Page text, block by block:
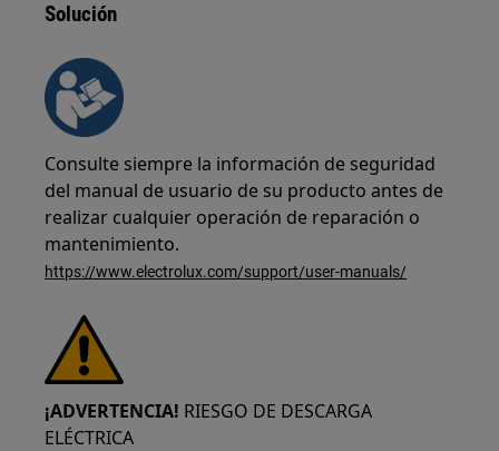
Solución
Consulte siempre la información de seguridad
del manual de usuario de su producto antes de
realizar cualquier operación de reparación o
mantenimiento.
https://www.electrolux.com/support/user-manuals/
¡ADVERTENCIA! RIESGO DE DESCARGA
ELÉCTRICA